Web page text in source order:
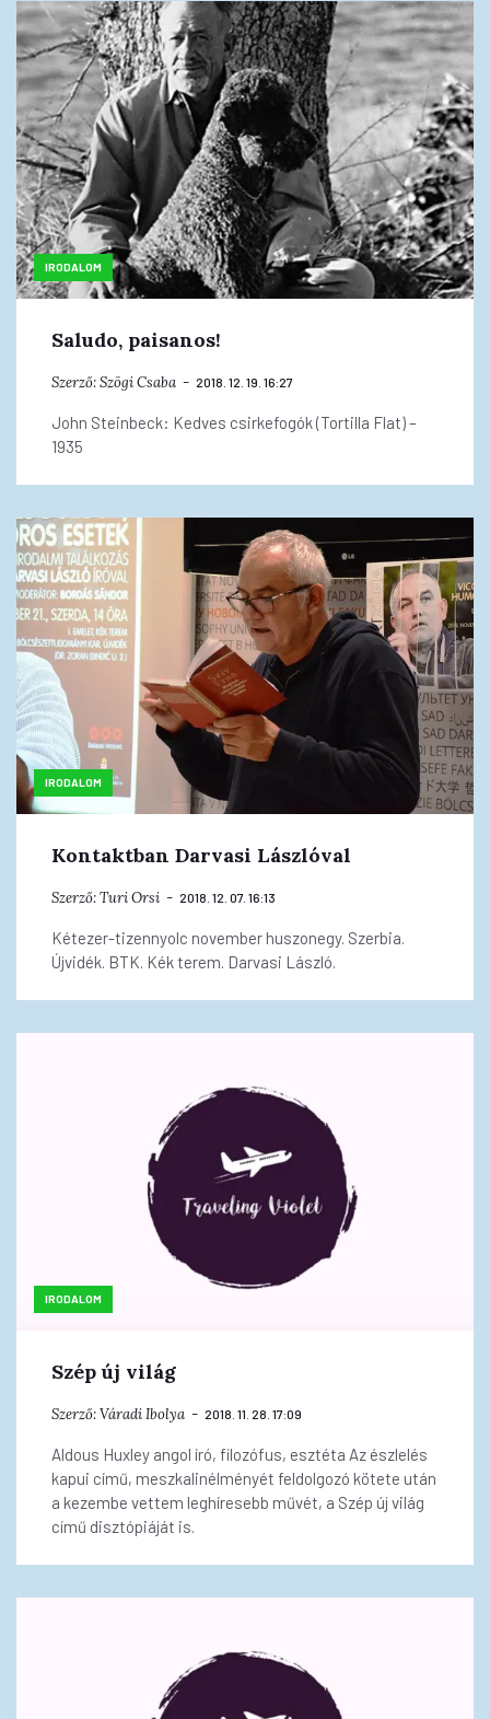
IRODALOM
Saludo, paisanos!
Szerző:Szögi Csaba 2018. 12. 19. 16:27
John Steinbeck: Kedves csirkefogók (Tortilla Flat) –
1935
IRODALOM
Kontaktban Darvasi Lászlóval
Szerző:Turi Orsi 2018. 12. 07. 16:13
Kétezer-tizennyolc november huszonegy. Szerbia.
Újvidék. BTK. Kék terem. Darvasi László.
IRODALOM
Szép új világ
Szerző:Váradi Ibolya 2018. 11. 28. 17:09
Aldous Huxley angol író, filozófus, esztéta Az észlelés
kapui című, meszkalinélményét feldolgozó kötete után
a kezembe vettem leghíresebb művét, a Szép új világ
című disztópiáját is.